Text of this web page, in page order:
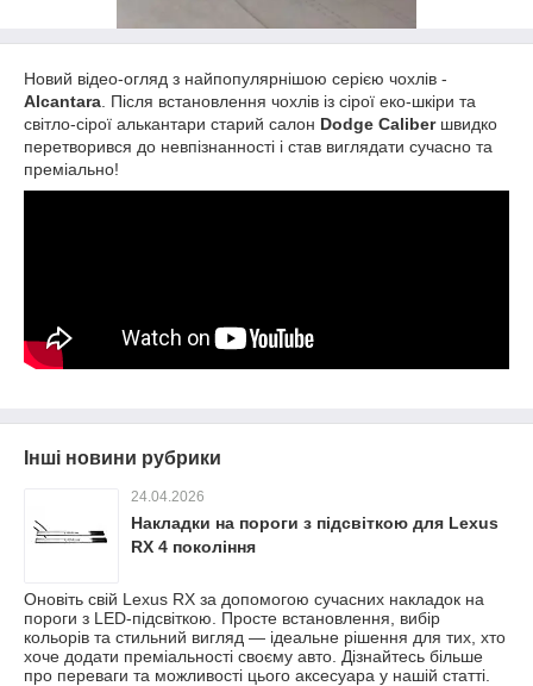
Новий відео-огляд з найпопулярнішою серією чохлів -
Alcantara . Після встановлення чохлів із сірої еко-шкіри та
світло-сірої алькантари старий салон Dodge Caliberшвидко
перетворився до невпізнанності і став виглядати сучасно та
преміально!
Інші новини рубрики
24.04.2026
Накладки на пороги з підсвіткою для Lexus
RX 4 покоління
Оновіть свій Lexus RX за допомогою сучасних накладок на
пороги з LED-підсвіткою. Просте встановлення, вибір
кольорів та стильний вигляд — ідеальне рішення для тих, хто
хоче додати преміальності своєму авто. Дізнайтесь більше
про переваги та можливості цього аксесуара у нашій статті.